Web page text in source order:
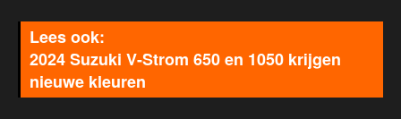
2024 Suzuki V-Strom 650 en 1050 krijgen
nieuwe kleuren